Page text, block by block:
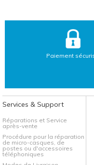
Paiement
Services & Support
Réparations et Service
après-vente
Procédure pour la réparation
de micro-casques, de
postes ou d'accessoires
téléphoniques